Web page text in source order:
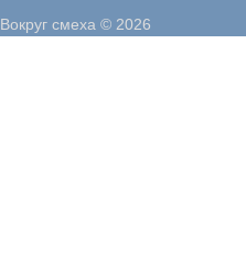
Вокруг смеха © 2026